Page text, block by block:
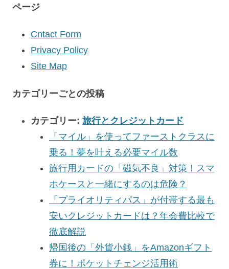
ページ
Cntact Form
Privacy Policy
Site Map
カテゴリーごとの投稿
カテゴリー: 旅行とクレジットカード
「マイル」を使ってファーストクラスに
乗る！夢を叶える必要マイル数
旅行用カードの「磁気不良」対策！スマ
ホケースと一緒にするのは危険？
「プライオリティパス」が付帯する最も
安いクレジットカードは？年会費比較で
徹底解説
帰国後の「外貨小銭」をAmazonギフト
券に！ポケットチェンジ活用術